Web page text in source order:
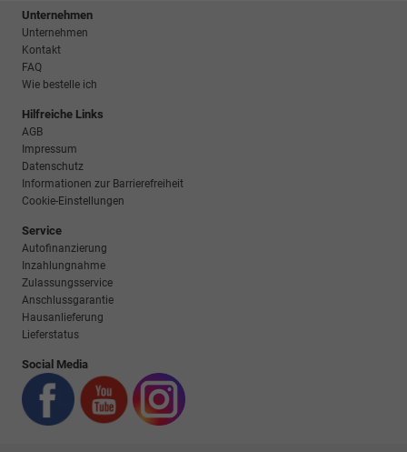
Unternehmen
Unternehmen
Kontakt
FAQ
Wie bestelle ich
Hilfreiche Links
AGB
Impressum
Datenschutz
Informationen zur Barrierefreiheit
Cookie-Einstellungen
Service
Autofinanzierung
Inzahlungnahme
Zulassungsservice
Anschlussgarantie
Hausanlieferung
Lieferstatus
Social Media